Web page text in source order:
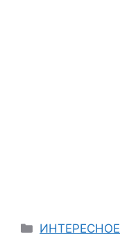
Categories
ИНТЕРЕСНОЕ